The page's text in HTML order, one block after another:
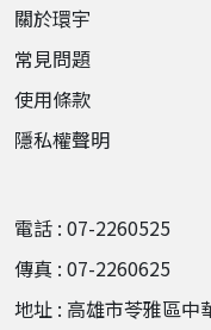
關於環宇
常見問題
使用條款
隱私權聲明
電話 : 07-2260525
傳真 : 07-2260625
地址 : 高雄市苓雅區中